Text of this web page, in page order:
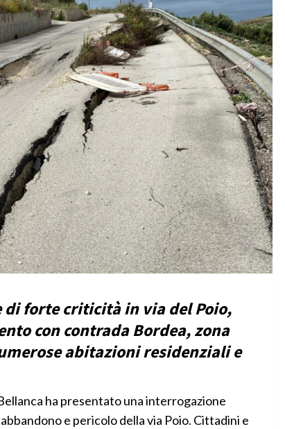
di forte criticità in via del Poio,
con contrada Bordea, zona
abitazioni residenziali e
ha presentato una interrogazione
e pericolo della via Poio. Cittadini e